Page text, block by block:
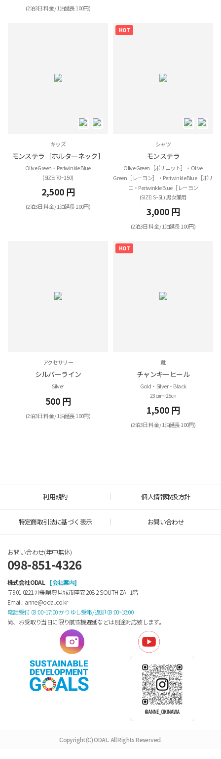
(2泊3日 料金 / 1泊延長 100円)
キッズ
モンステラ［ホルターネック］
Olive Green・Periwinkle Blue
(SIZE: 70~150)
2,500 円
(2泊3日 料金 / 1泊延長 100円)
HOT
シャツ
モンステラ
Olive Green［ポリニット］・Olive
Green［レーヨン］・Periwinkle Blue ［ポリ
ニ・Periwinkle Blue［レーヨン
(SIZE: S~5L) 男女兼用
3,000 円
(2泊3日 料金 / 1泊延長 100円)
アクセサリー
シルバーライン
Silver
500 円
(2泊3日 料金 / 1泊延長 100円)
HOT
靴
チャンキーヒール
Gold・Silver・Black
23㎝～25㎝
1,500 円
(2泊3日 料金 / 1泊延長 100円)
利用規約 個人情報取扱方針
特定商取引法に基づく表示 お問い合わせ
お問い合わせ(年中無休)
098-851-4326
株式会社ODAL
[会社案内]
〒901-0221 沖縄県豊見城市座安 208-2 SOUTH ZA Ⅰ 1階
Email : anne@odal.co.kr
電話受付 09:00~17:00 かりゆし受取/返却 09:00~18:00
尚、お受取り当日に限り航空機遅延などは別途対応致します。
Copyright(C) ODAL. All Rights Reserved.